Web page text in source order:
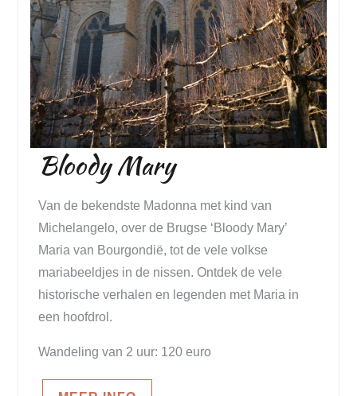
Bloody Mary
Van de bekendste Madonna met kind van
Michelangelo, over de Brugse ‘Bloody Mary’
Maria van Bourgondië, tot de vele volkse
mariabeeldjes in de nissen. Ontdek de vele
historische verhalen en legenden met Maria in
een hoofdrol.
Wandeling van 2 uur: 120 euro